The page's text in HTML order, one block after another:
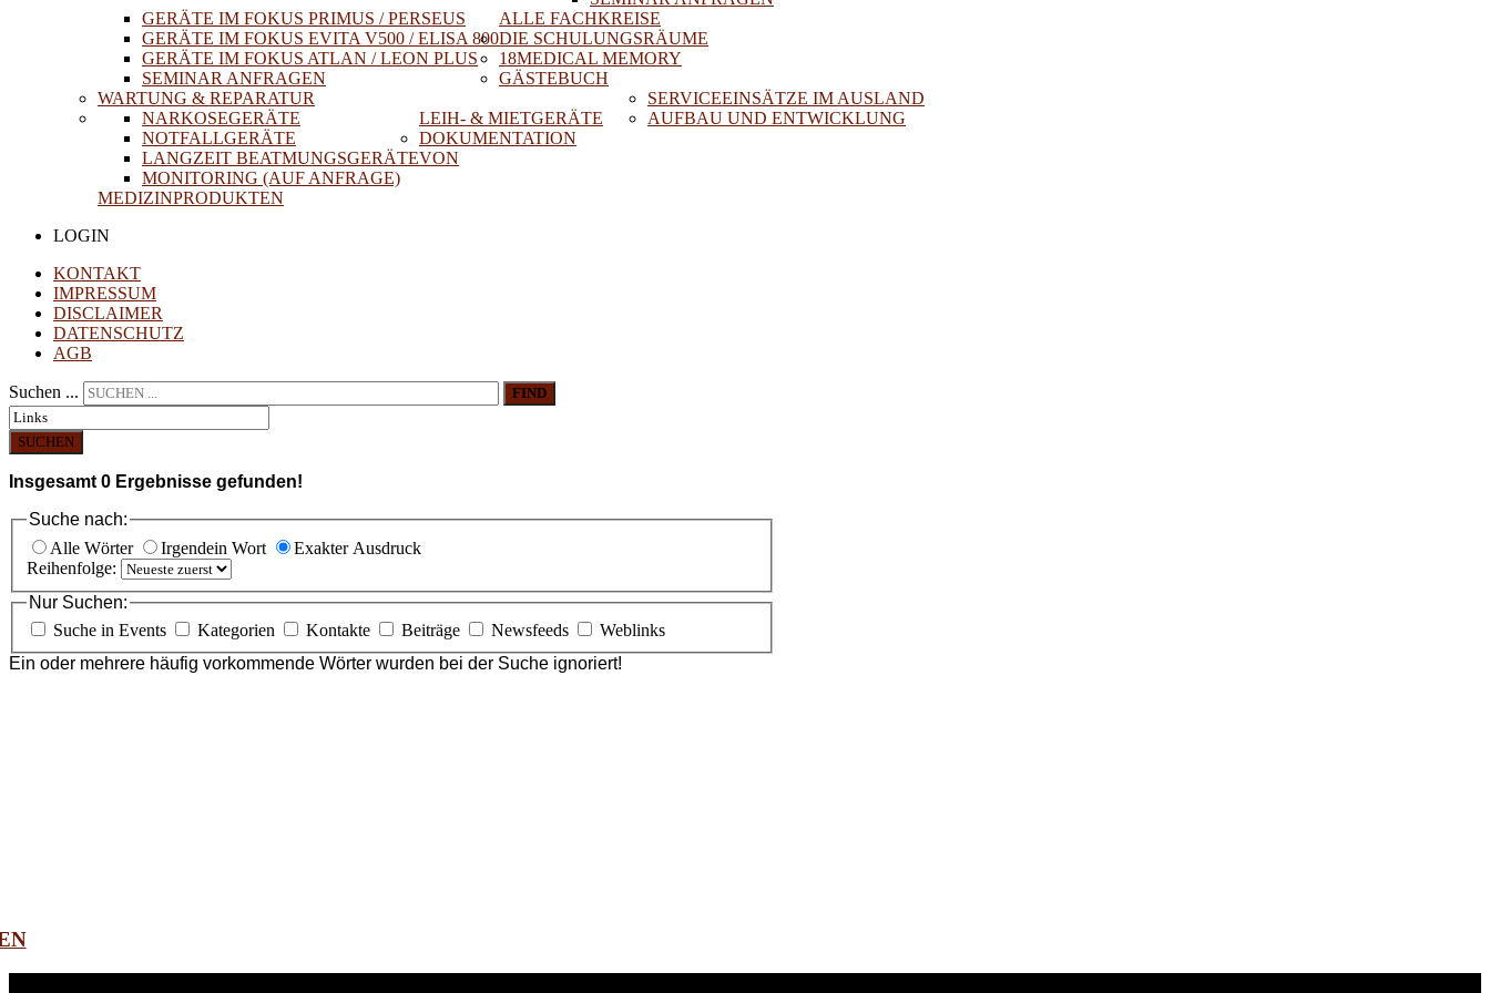
ALLE FACHKREISE
GERÄTE IM FOKUS PRIMUS / PERSEUS
GERÄTE IM FOKUS EVITA V500 / ELISA 800
GERÄTE IM FOKUS ATLAN / LEON PLUS
SEMINAR ANFRAGEN
DIE SCHULUNGSRÄUME
18MEDICAL MEMORY
GÄSTEBUCH
WARTUNG & REPARATUR
LEIH- & MIETGERÄTE
NARKOSEGERÄTE
NOTFALLGERÄTE
LANGZEIT BEATMUNGSGERÄTE
MONITORING (AUF ANFRAGE)
DOKUMENTATION
VON
MEDIZINPRODUKTEN
SERVICEEINSÄTZE IM AUSLAND
AUFBAU UND ENTWICKLUNG
LOGIN
KONTAKT
IMPRESSUM
DISCLAIMER
DATENSCHUTZ
AGB
Suchen ... FIND
SUCHEN
Insgesamt 0 Ergebnisse gefunden!
Suche nach:
Alle Wörter
Irgendein Wort
Exakter Ausdruck
Reihenfolge:
Nur Suchen:
Suche in Events
Kategorien Kontakte Beiträge Newsfeeds
Weblinks
Ein oder mehrere häufig vorkommende Wörter wurden bei der Suche ignoriert!